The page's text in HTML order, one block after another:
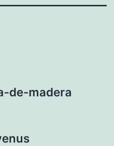
de-madera